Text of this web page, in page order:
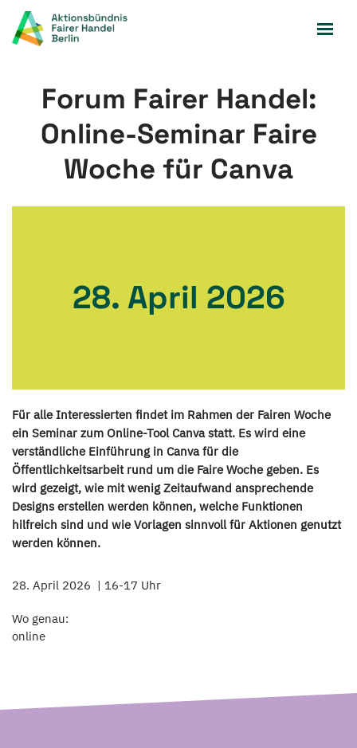
Zum
Forum Fairer Handel:
Online-Seminar Faire
Woche für Canva
28. April 2026
Für alle Interessierten findet im Rahmen der Fairen Woche
ein Seminar zum Online-Tool Canva statt. Es wird eine
verständliche Einführung in Canva für die
Öffentlichkeitsarbeit rund um die Faire Woche geben. Es
wird gezeigt, wie mit wenig Zeitaufwand ansprechende
Designs erstellen werden können, welche Funktionen
hilfreich sind und wie Vorlagen sinnvoll für Aktionen genutzt
werden können.
28. April 2026 16-17 Uhr
Wo genau:
online